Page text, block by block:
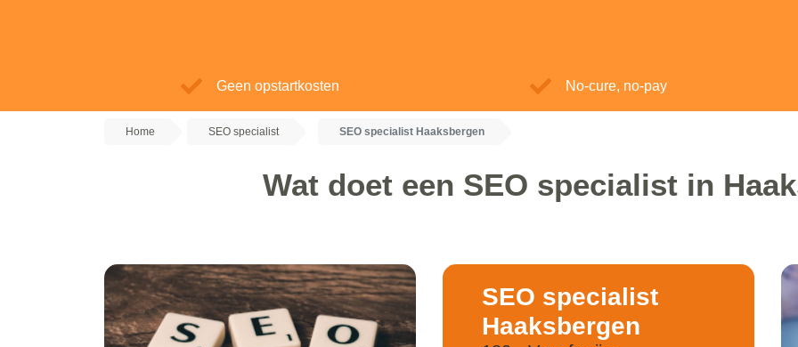
Geen opstartkosten No-cure, no-pay
Home SEO specialist SEO specialist Haaksbergen
Wat doet een SEO specialist in
SEO specialist
Haaksbergen